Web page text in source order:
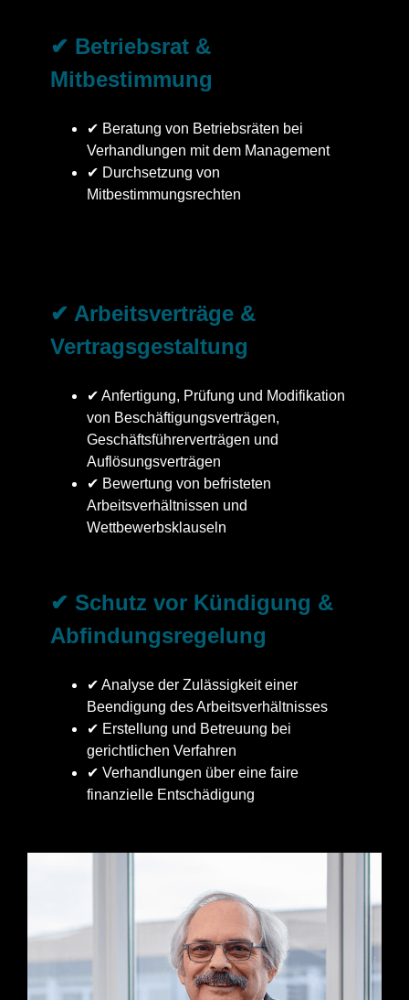
✔ Betriebsrat &
Mitbestimmung
✔ Beratung von Betriebsräten bei
Verhandlungen mit dem Management
✔ Durchsetzung von
Mitbestimmungsrechten
✔ Arbeitsverträge &
Vertragsgestaltung
✔ Anfertigung, Prüfung und Modifikation
von Beschäftigungsverträgen,
Geschäftsführerverträgen und
Auflösungsverträgen
✔ Bewertung von befristeten
Arbeitsverhältnissen und
Wettbewerbsklauseln
✔ Schutz vor Kündigung &
Abfindungsregelung
✔ Analyse der Zulässigkeit einer
Beendigung des Arbeitsverhältnisses
✔ Erstellung und Betreuung bei
gerichtlichen Verfahren
✔ Verhandlungen über eine faire
finanzielle Entschädigung